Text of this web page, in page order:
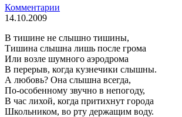
Комментарии
14.10.2009
В тишине не слышно тишины,
Тишина слышна лишь после грома
Или возле шумного аэродрома
В перерыв, когда кузнечики слышны.
А любовь? Она слышна всегда,
По-особенному звучно в непогоду,
В час лихой, когда притихнут города
Школьником, во рту держащим воду.